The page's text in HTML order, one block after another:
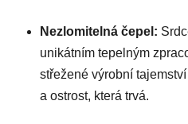
Nezlomitelná čepel:
unikátním tepelným
střežené výrobní
a ostrost, která trvá.